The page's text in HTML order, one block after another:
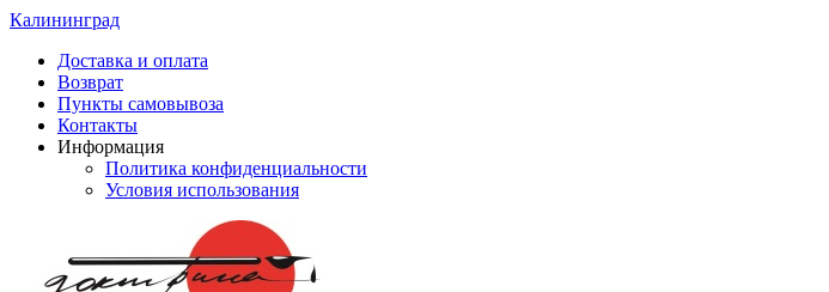
Калининград
Доставка и оплата
Возврат
Пункты самовывоза
Контакты
Информация
Политика конфиденциальности
Условия использования